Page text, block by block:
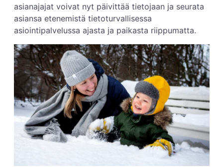
asianajajat voivat nyt päivittää tietojaan ja seurata
asiansa etenemistä tietoturvallisessa
asiointipalvelussa ajasta ja paikasta riippumatta.